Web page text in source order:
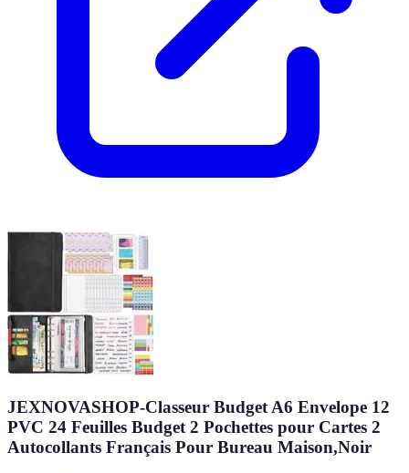
JEXNOVASHOP-Classeur Budget A6 Envelope 12
PVC 24 Feuilles Budget 2 Pochettes pour Cartes 2
Autocollants Français Pour Bureau Maison,Noir